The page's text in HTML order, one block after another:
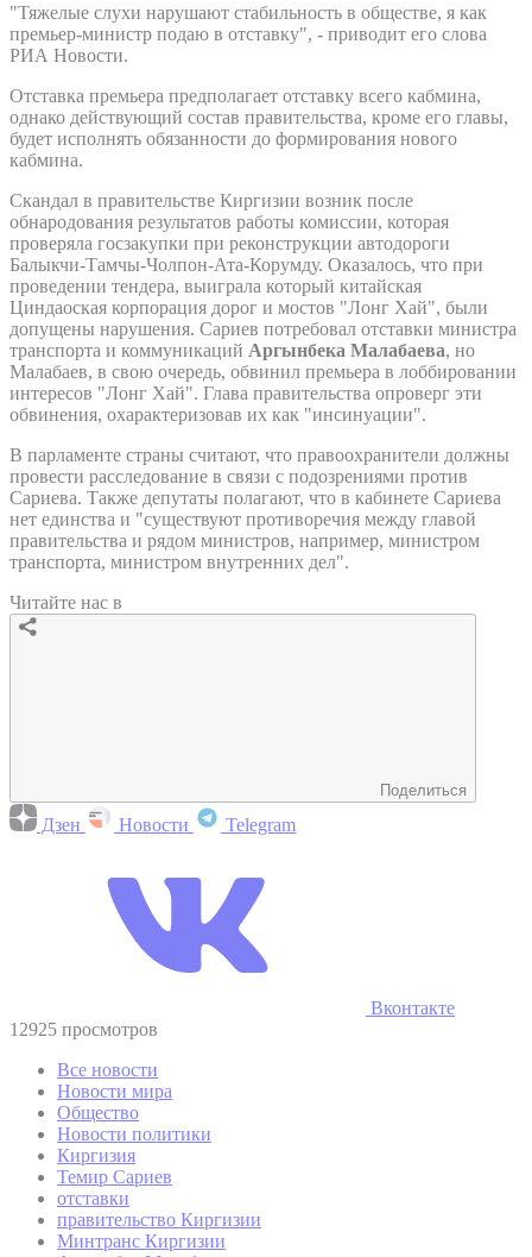
"Тяжелые слухи нарушают стабильность в обществе, я как
премьер-министр подаю в отставку", - приводит его слова
РИА Новости.
Отставка премьера предполагает отставку всего кабмина,
однако действующий состав правительства, кроме его главы,
будет исполнять обязанности до формирования нового
кабмина.
Скандал в правительстве Киргизии возник после
обнародования результатов работы комиссии, которая
проверяла госзакупки при реконструкции автодороги
Балыкчи-Тамчы-Чолпон-Ата-Корумду. Оказалось, что при
проведении тендера, выиграла который китайская
Циндаоская корпорация дорог и мостов "Лонг Хай", были
допущены нарушения. Сариев потребовал отставки министра
транспорта и коммуникаций Аргынбека Малабаева, но
Малабаев, в свою очередь, обвинил премьера в лоббировании
интересов "Лонг Хай". Глава правительства опроверг эти
обвинения, охарактеризовав их как "инсинуации".
В парламенте страны считают, что правоохранители должны
провести расследование в связи с подозрениями против
Сариева. Также депутаты полагают, что в кабинете Сариева
нет единства и "существуют противоречия между главой
правительства и рядом министров, например, министром
транспорта, министром внутренних дел".
Читайте нас в
Поделиться
Дзен Новости Telegram
Вконтакте
12925 просмотров
Все новости
Новости мира
Общество
Новости политики
Киргизия
Темир Сариев
отставки
правительство Киргизии
Минтранс Киргизии